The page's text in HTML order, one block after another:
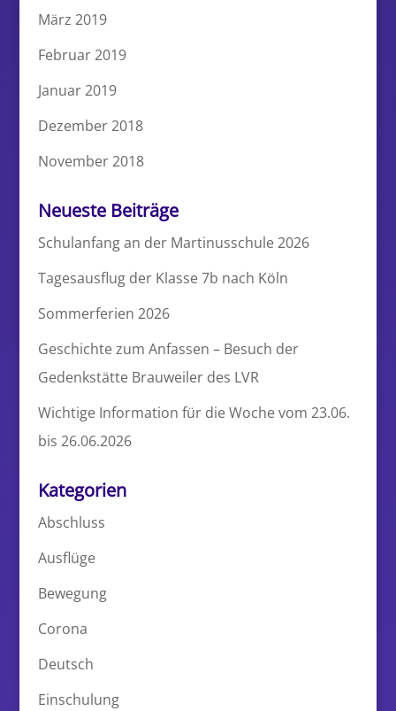
März 2019
Februar 2019
Januar 2019
Dezember 2018
November 2018
Neueste Beiträge
Schulanfang an der Martinusschule 2026
Tagesausflug der Klasse 7b nach Köln
Sommerferien 2026
Geschichte zum Anfassen – Besuch der
Gedenkstätte Brauweiler des LVR
Wichtige Information für die Woche vom 23.06.
bis 26.06.2026
Kategorien
Abschluss
Ausflüge
Bewegung
Corona
Deutsch
Einschulung